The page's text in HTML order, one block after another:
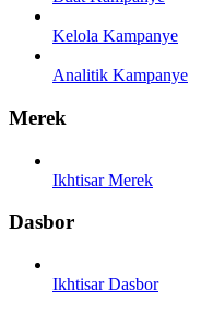
Kelola Kampanye
Analitik Kampanye
Merek
Ikhtisar Merek
Dasbor
Ikhtisar Dasbor